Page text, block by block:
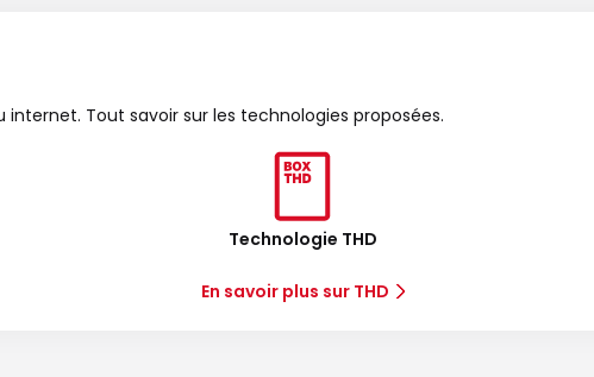
Tout savoir sur les technologies proposées.
Technologie THD
En savoir plus sur THD